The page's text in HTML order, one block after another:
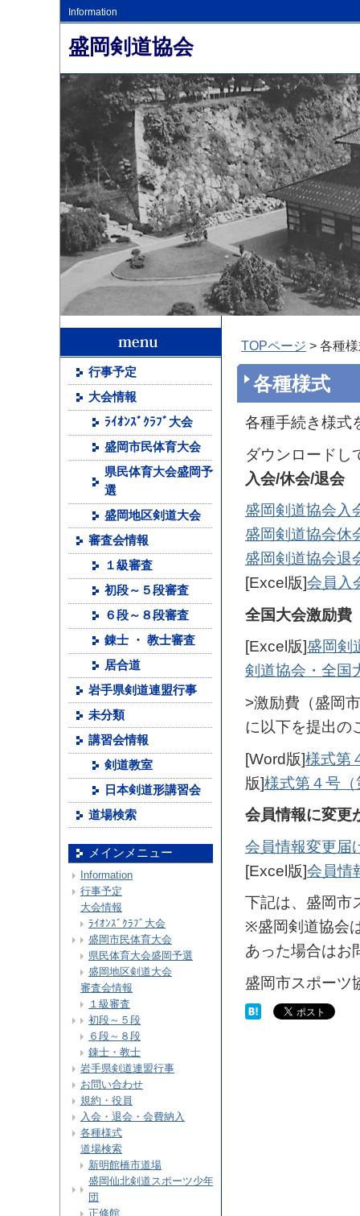
Information
盛岡剣道協会
TOPページ > 各種
各種様式
各種手続き様式
ダウンロードし
入会/休会/退会
盛岡剣道協会入
盛岡剣道協会休
盛岡剣道協会退
[Excel版]会員入
全国大会激励費
[Excel版]盛岡剣
剣道協会・全国
>激励費（盛岡
に以下を提出の
[Word版]様式第
版]様式第４号
会員情報に変更
会員情報変更届
[Excel版]会員情
下記は、盛岡市
※盛岡剣道協会
あった場合はお
盛岡市スポーツ
行事予定
大会情報
ﾗｲｵﾝｽﾞｸﾗﾌﾞ大会
盛岡市民体育大会
県民体育大会盛岡予
選
盛岡地区剣道大会
審査会情報
１級審査
初段～５段審査
６段～８段審査
錬士 ・ 教士審査
居合道
岩手県剣道連盟行事
未分類
講習会情報
剣道教室
日本剣道形講習会
道場検索
メインメニュー
Information
行事予定
大会情報
ﾗｲｵﾝｽﾞｸﾗﾌﾞ大会
盛岡市民体育大会
県民体育大会盛岡予選
盛岡地区剣道大会
審査会情報
１級審査
初段～５段
６段～８段
錬士・教士
岩手県剣道連盟行事
お問い合わせ
規約・役員
入会・退会・会費納入
各種様式
道場検索
新明館橋市道場
盛岡仙北剣道スポーツ少年
団
正修館